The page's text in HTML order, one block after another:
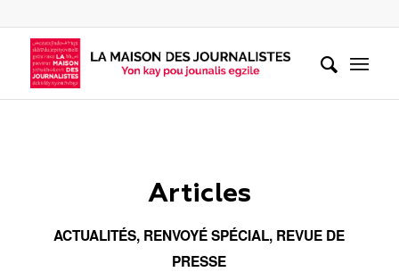
Articles
ACTUALITÉS, RENVOYÉ SPÉCIAL, REVUE DE
PRESSE